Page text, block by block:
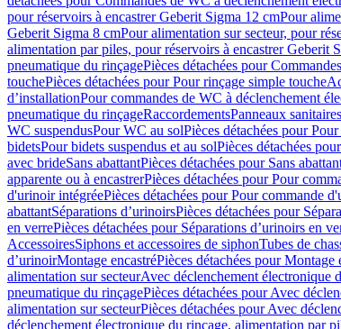
pour réservoirs à encastrer Geberit Sigma 12 cmPour
Geberit Sigma 8 cmPour alimentation sur secteur, pour
alimentation par piles, pour réservoirs à encastrer Geberit
pneumatique du rinçagePièces détachées pour
touchePièces détachées pour Pour rinçage simple touche
d’installationPour commandes de WC à déclenchement
pneumatique du rinçageRaccordementsPanneaux
WC suspendusPour WC au solPièces détachées pour
bidetsPour bidets suspendus et au solPièces détachées
avec brideSans abattantPièces détachées pour Sans
apparente ou à encastrerPièces détachées pour Pour
d'urinoir intégréePièces détachées pour Pour commande
abattantSéparations d’urinoirsPièces détachées pour
en verrePièces détachées pour Séparations d’urinoirs en
AccessoiresSiphons et accessoires de siphonTubes de
dʼurinoirMontage encastréPièces détachées pour Montage
alimentation sur secteurAvec déclenchement électronique
pneumatique du rinçagePièces détachées pour Avec
alimentation sur secteurPièces détachées pour Avec
déclenchement électronique du rinçage, alimentation par